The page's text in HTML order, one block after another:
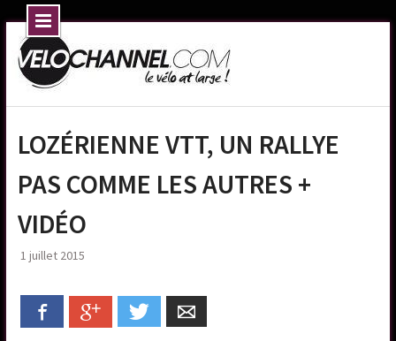
Skip
to
content
LOZÉRIENNE VTT, UN RALLYE
PAS COMME LES AUTRES +
VIDÉO
1 juillet 2015
Facebook Google+ Twitter